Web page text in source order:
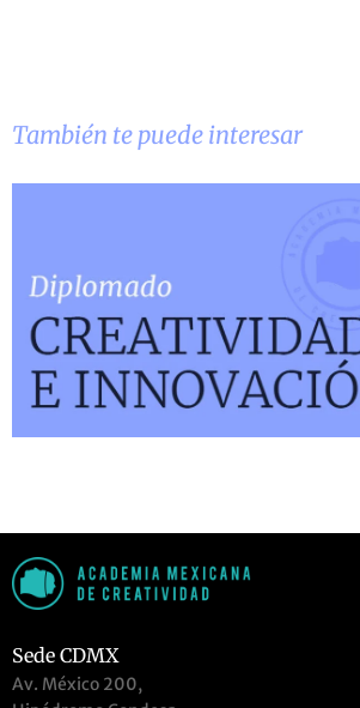
También te puede interesar
Av. México 200,
Hipódromo Condesa,